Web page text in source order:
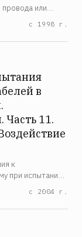
или
когда метод,
применен из-…
с 1998 г.
в
Часть 11.
к
при испытании
воздействии
с 2004 г.